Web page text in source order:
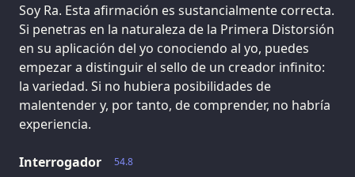
Soy Ra. Esta afirmación es sustancialmente correcta.
Si penetras en la naturaleza de la Primera Distorsión
en su aplicación del yo conociendo al yo, puedes
empezar a distinguir el sello de un creador infinito:
la variedad. Si no hubiera posibilidades de
malentender y, por tanto, de comprender, no habría
experiencia.
54.8
Interrogador